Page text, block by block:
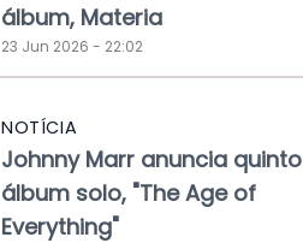
álbum, Materia
23 Jun 2026 - 22:02
NOTÍCIA
Johnny Marr anuncia quinto
álbum solo, "The Age of
Everything"